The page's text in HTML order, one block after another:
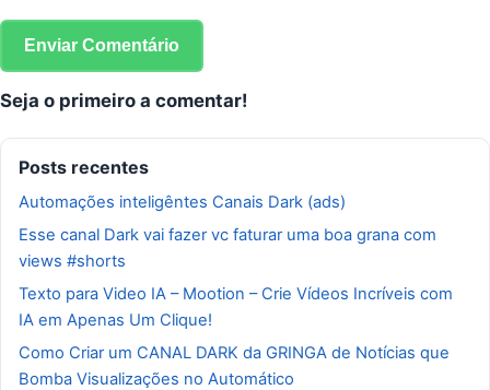
Seja o primeiro a comentar!
Posts recentes
Automações inteligêntes Canais Dark (ads)
Esse canal Dark vai fazer vc faturar uma boa grana com
views #shorts
Texto para Video IA – Mootion – Crie Vídeos Incríveis com
IA em Apenas Um Clique!
Como Criar um CANAL DARK da GRINGA de Notícias que
Bomba Visualizações no Automático